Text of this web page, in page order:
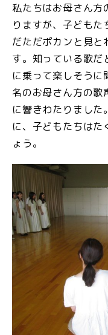
私たちはお母さん方
りますが、子ども
だただポカンと見と
す。知っている歌だ
に乗って楽しそうに
名のお母さん方の歌
に響きわたりまし
に、子どもたちはた
ょう。